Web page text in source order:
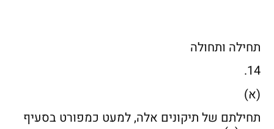
תחילה ותחולה
14.
(א)
תחילתם של תיקונים אלה, למעט כמפורט בסעיף